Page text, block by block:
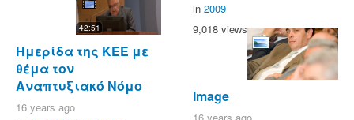
42:51
Ημερίδα της ΚΕΕ με
θέμα τον
Αναπτυξιακό Νόμο
16 years ago
in 2009
9,018 views
Image
16 years ago